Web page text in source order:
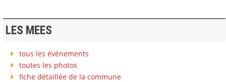
LES MEES
tous les événements
toutes les photos
fiche détaillée de la commune